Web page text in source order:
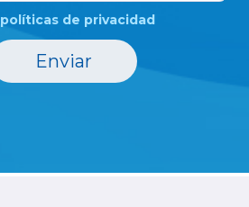
políticas de privacidad
Enviar